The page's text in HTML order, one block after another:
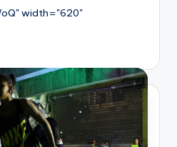
width="620"